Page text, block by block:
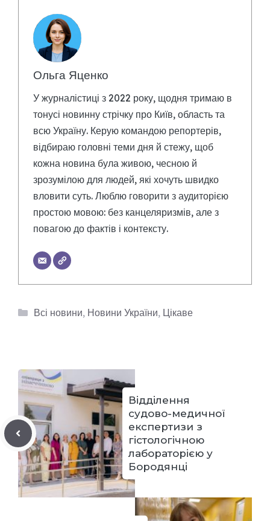
Ольга Яценко
У журналістиці з 2022 року, щодня тримаю в
тонусі новинну стрічку про Київ, область та
всю Україну. Керую командою репортерів,
відбираю головні теми дня й стежу, щоб
кожна новина була живою, чесною й
зрозумілою для людей, які хочуть швидко
вловити суть. Люблю говорити з аудиторією
простою мовою: без канцеляризмів, але з
повагою до фактів і контексту.
Категорії
Всі новини, Новини України, Цікаве
Відділення
судово-медичної
експертизи з
гістологічною
лабораторією у
Бородянці